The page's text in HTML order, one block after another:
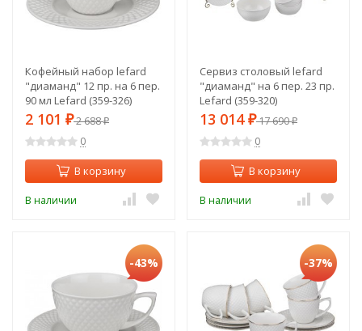
Кофейный набор lefard
"диаманд" 12 пр. на 6 пер.
90 мл Lefard (359-326)
2 101 ₽2 688₽
0
В корзину
В наличии
Сервиз столовый lefard
"диаманд" на 6 пер. 23 пр.
Lefard (359-320)
13 014 ₽17 690₽
0
В корзину
В наличии
-43% -37%